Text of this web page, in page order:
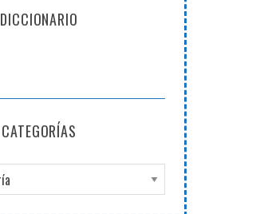
DICCIONARIO
CATEGORÍAS